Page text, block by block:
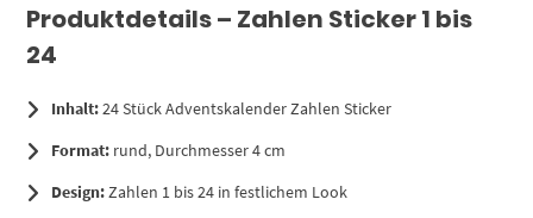
Produktdetails – Zahlen Sticker 1 bis
24
Inhalt:24 Stück Adventskalender Zahlen Sticker
Format: rund, Durchmesser 4 cm
Design:Zahlen 1 bis 24 in festlichem Look